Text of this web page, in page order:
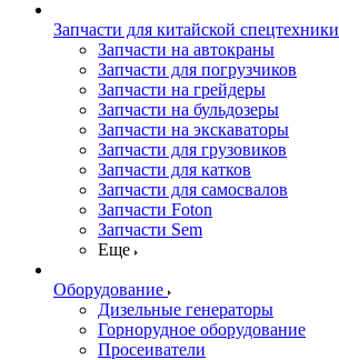
Запчасти для китайской спецтехники
Запчасти на автокраны
Запчасти для погрузчиков
Запчасти на грейдеры
Запчасти на бульдозеры
Запчасти на экскаваторы
Запчасти для грузовиков
Запчасти для катков
Запчасти для самосвалов
Запчасти Foton
Запчасти Sem
Еще
Оборудование
Дизельные генераторы
Горнорудное оборудование
Просеиватели